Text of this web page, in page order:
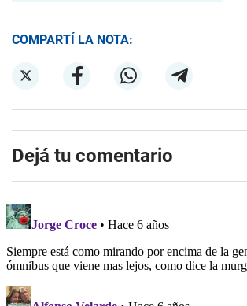
COMPARTÍ LA NOTA:
Dejá tu comentario